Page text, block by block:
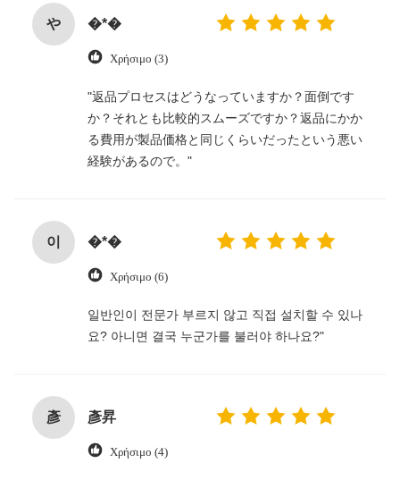
や �*�
Χρήσιμο (3)
"返品プロセスはどうなっていますか？面倒です
か？それとも比較的スムーズですか？返品にかか
る費用が製品価格と同じくらいだったという悪い
経験があるので。"
이 �*�
Χρήσιμο (6)
일반인이 전문가 부르지 않고 직접 설치할 수 있나
요? 아니면 결국 누군가를 불러야 하나요?"
彥 彥昇
Χρήσιμο (4)